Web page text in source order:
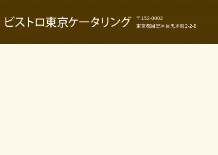
ピンチョスプレートをご注文いただきまし
た。
〒152-0002
東京都目黒区目黒本町2-2-8